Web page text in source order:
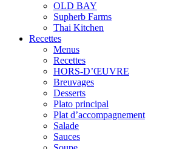
OLD BAY
Supherb Farms
Thai Kitchen
Recettes
Menus
Recettes
HORS-D’ŒUVRE
Breuvages
Desserts
Plato principal
Plat d’accompagnement
Salade
Sauces